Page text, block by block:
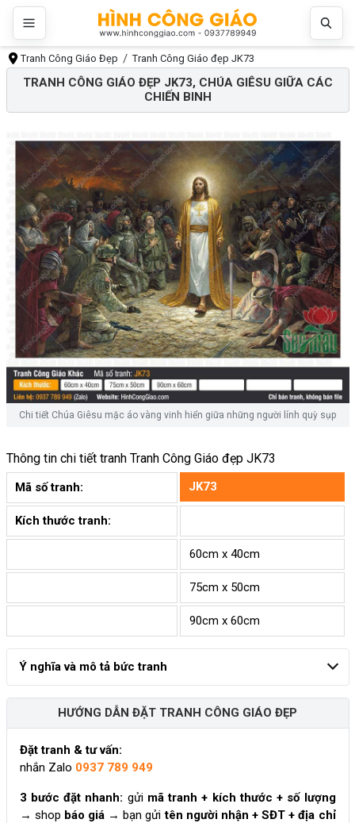
Tranh Công Giáo Đẹp Tranh Công Giáo đẹp JK73
TRANH CÔNG GIÁO ĐẸP JK73, CHÚA GIÊSU GIỮA CÁC
CHIẾN BINH
Chi tiết Chúa Giêsu mặc áo vàng vinh hiển giữa những người lính quỳ sụp
Thông tin chi tiết tranh Tranh Công Giáo đẹp JK73
Mã số tranh: JK73
Kích thước tranh:
60cm x 40cm
75cm x 50cm
90cm x 60cm
Ý nghĩa và mô tả bức tranh
HƯỚNG DẪN ĐẶT TRANH CÔNG GIÁO ĐẸP
Đặt tranh & tư vấn:
nhắn Zalo 0937 789 949
3 bước đặt nhanh: gửi mã tranh + kích thước + số lượng
→ shop báo giá→ bạn gửitên người nhận + SĐT + địa chỉ